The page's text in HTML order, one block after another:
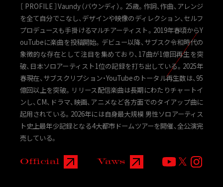
［ PROFILE ］Vaundy（バウンディ）。25歳。作詞、作曲、アレンジ
を全て自分でこなし、デザインや映像のディレクション、セルフ
プロデュースも手掛けるマルチアーティスト。2019年春頃からY
ouTubeに楽曲を投稿開始。デビュー以降、サブスク令和時代の
象徴的な存在として注目を集めており、17曲が1億回再生を突
破、日本ソロアーティスト1位の記録を打ち出している。2025年
春現在、サブスクリプション・YouTubeのトータル再生数は、95
億回以上を突破。リリース配信楽曲は長期にわたりチャートイ
ンし、CM、ドラマ、映画、アニメなど各方面でのタイアップ曲に
起用されている。2026年には自身最大規模 男性ソロアーティス
ト史上最年少記録となる4大都市ドームツアーを開催、全公演完
売している。
Official Vaws